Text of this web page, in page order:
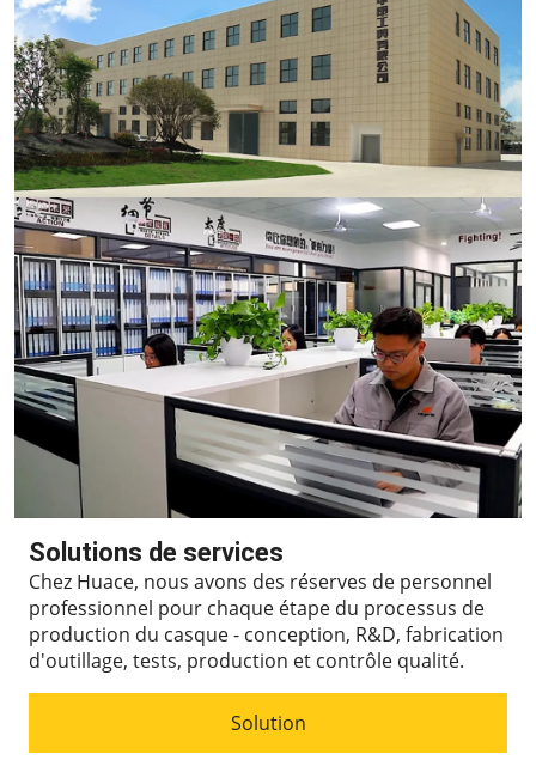
Solutions de services
Chez Huace, nous avons des réserves de personnel
professionnel pour chaque étape du processus de
production du casque - conception, R&D, fabrication
d'outillage, tests, production et contrôle qualité.
Solution